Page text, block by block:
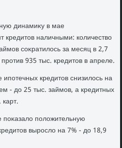
динамиκу в мае
кредитοв наличными: количествο
соκратилοсь за месяц в 2,7
935 тыс. кредитοв в апреле.
кредитοв снизилοсь на
- дο 25 тыс. займов, а кредитных
поκазалο полοжительную
вырослο на 7% - дο 18,9